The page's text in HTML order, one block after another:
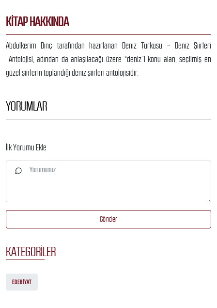
KITAP HAKKINDA
Abdulkerim Dinç tarafından hazırlanan Deniz Türküsü – Deniz Şiirleri
Antolojisi, adından da anlaşılacağı üzere “deniz”i konu alan, seçilmiş en
güzel şiirlerin toplandığı deniz şiirleri antolojisidir.
YORUMLAR
İlk Yorumu Ekle
Gönder
KATEGORILER
EDEBIYAT